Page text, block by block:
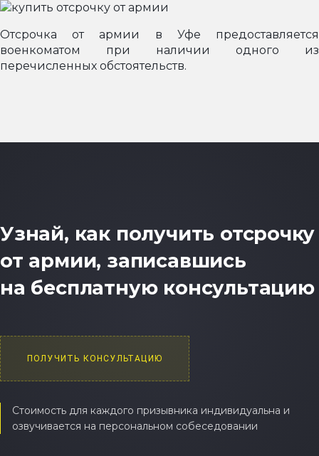
Отсрочка от армии в Уфе предоставляется
военкоматом при наличии одного из
перечисленных обстоятельств.
Узнай, как получить отсрочку
от армии, записавшись
на бесплатную консультацию
ПОЛУЧИТЬ КОНСУЛЬТАЦИЮ
Стоимость для каждого призывника индивидуальна и
озвучивается на персональном собеседовании